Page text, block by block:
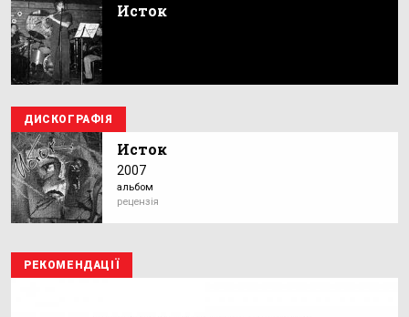
Исток
ДИСКОГРАФІЯ
Исток
2007
альбом
рецензія
РЕКОМЕНДАЦІЇ